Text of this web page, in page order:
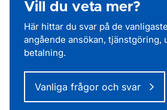
Vill du veta mer?
Här hittar du svar på de
angående ansökan, tjänstgöring,
betalning.
Vanliga frågor och svar